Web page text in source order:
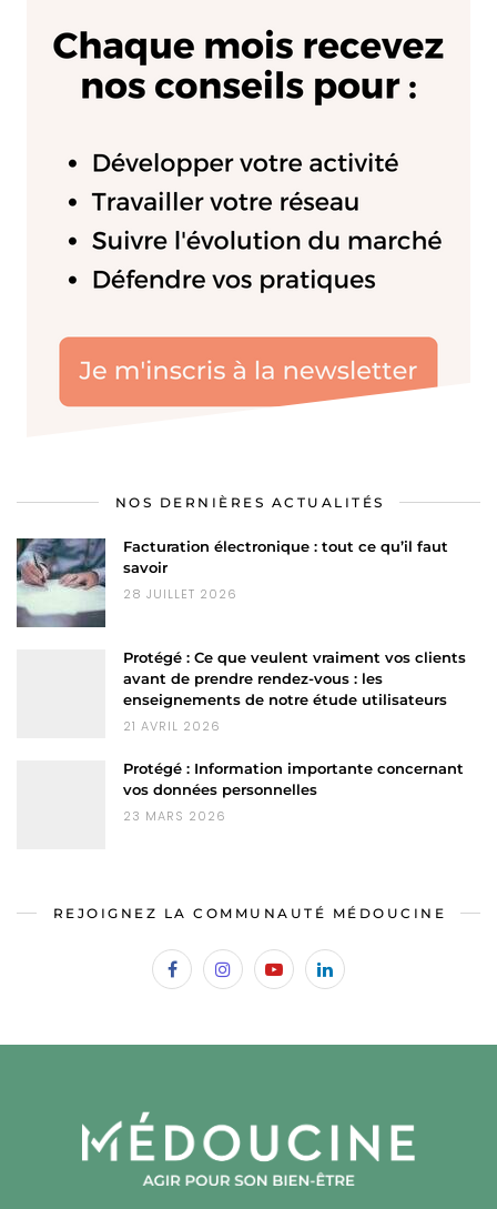
NOS DERNIÈRES ACTUALITÉS
Facturation électronique : tout ce qu’il faut
savoir
28 JUILLET 2026
Protégé : Ce que veulent vraiment vos clients
avant de prendre rendez-vous : les
enseignements de notre étude utilisateurs
21 AVRIL 2026
Protégé : Information importante concernant
vos données personnelles
23 MARS 2026
REJOIGNEZ LA COMMUNAUTÉ MÉDOUCINE